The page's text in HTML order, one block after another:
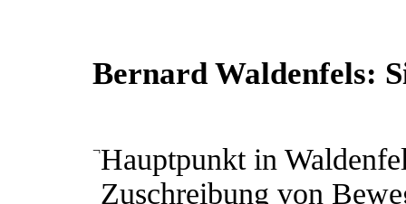
Bernard Waldenfels:
¬Hauptpunkt in
Zuschreibung von